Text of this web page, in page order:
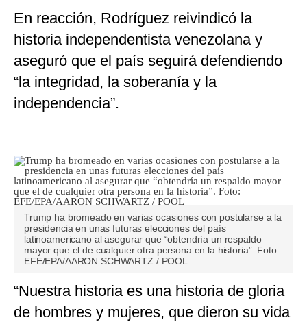
En reacción, Rodríguez reivindicó la
historia independentista venezolana y
aseguró que el país seguirá defendiendo
“la integridad, la soberanía y la
independencia”.
Trump ha bromeado en varias ocasiones con postularse a la
presidencia en unas futuras elecciones del país
latinoamericano al asegurar que “obtendría un respaldo
mayor que el de cualquier otra persona en la historia”. Foto:
EFE/EPA/AARON SCHWARTZ / POOL
“Nuestra historia es una historia de gloria
de hombres y mujeres, que dieron su vida